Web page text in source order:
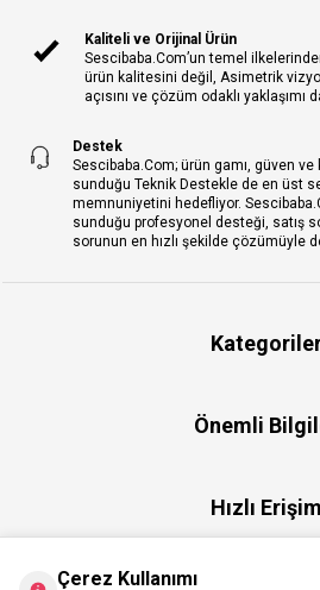
Kaliteli ve Orijinal Ürün
Sescibaba.Com’un temel
ürün kalitesini değil, Asimetrik
açısını ve çözüm odaklı yaklaşımı
Destek
Sescibaba.Com; ürün gamı, güven ve
sunduğu Teknik Destekle de en üst
memnuniyetini hedefliyor.
sunduğu profesyonel desteği, satış
sorunun en hızlı şekilde çözümüyle
Önemli
Hızlı Erişim
Çerez Kullanımı